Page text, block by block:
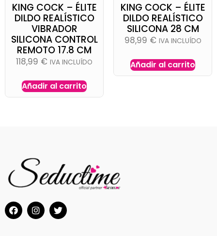
KING COCK – ÉLITE
DILDO REALÍSTICO
VIBRADOR
SILICONA CONTROL
REMOTO 17.8 CM
118,99 € IVA INCLUÍDO
Añadir al carrito
KING COCK – ÉLITE
DILDO REALÍSTICO
SILICONA 28 CM
98,99 € IVA INCLUÍDO
Añadir al carrito